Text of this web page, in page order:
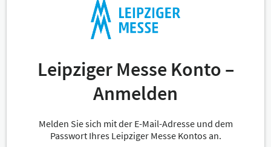
Leipziger Messe Konto –
Anmelden
Melden Sie sich mit der E-Mail-Adresse und dem
Passwort Ihres Leipziger Messe Kontos an.